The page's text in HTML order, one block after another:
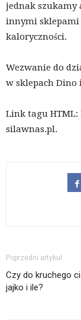
jednak szukamy
innymi sklepami
kaloryczności.
Wezwanie do
w sklepach Dino
Link tagu HTML:
silawnas.pl.
Poprzedni artykuł
Czy do kruchego
jajko i ile?